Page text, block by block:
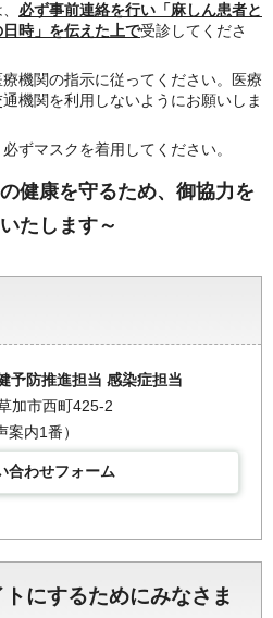
必ず事前連絡を行い「麻しん患者と
時」を伝えた上で受診してくださ
機関の指示に従ってください。医療
機関を利用しないようにお願いしま
ずマスクを着用してください。
健康を守るため、御協力を
たします～
予防推進担当 感染症担当
加市西町425-2
案内1番）
合わせフォーム
にするためにみなさま